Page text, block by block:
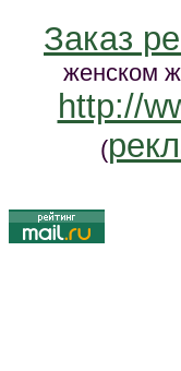
Заказ
женском
http://
(